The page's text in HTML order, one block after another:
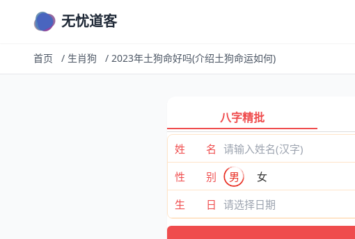
无忧道客
首页 / 生肖狗 / 2023年土狗命好吗(介绍土狗命运如何)
八字精批
姓 名
性 别
男
女
生 日